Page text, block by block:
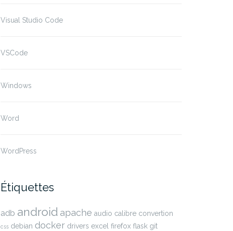
Visual Studio Code
VSCode
Windows
Word
WordPress
Étiquettes
adb android apache audio calibre convertion
css debian docker drivers excel firefox flask git